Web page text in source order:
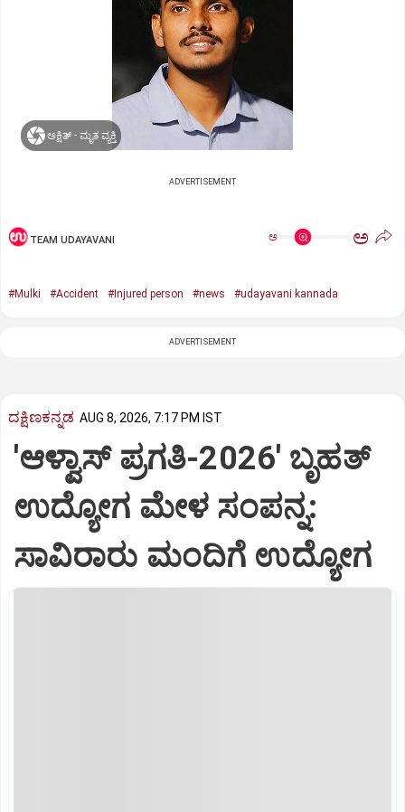
ಅಕ್ಷಿತ್‌ - ಮೃತ ವ್ಯಕ್ತಿ
ADVERTISEMENT
TEAM UDAYAVANI ಅ ಅ
#Mulki #Accident #Injured person #news #udayavani kannada
ADVERTISEMENT
ದಕ್ಷಿಣಕನ್ನಡ AUG 8, 2026, 7:17 PM IST
'ಆಳ್ವಾಸ್‌ ಪ್ರಗತಿ-2026' ಬೃಹತ್
ಉದ್ಯೋಗ ಮೇಳ ಸಂಪನ್ನ:
ಸಾವಿರಾರು ಮಂದಿಗೆ ಉದ್ಯೋಗ